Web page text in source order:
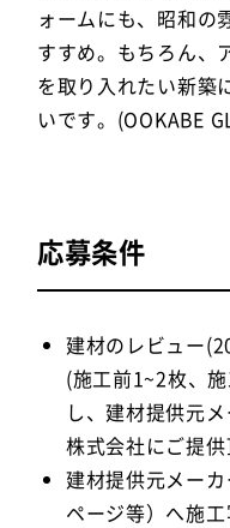
ォームにも、昭和の
すすめ。もちろん、
を取り入れたい新築
いです。(OOKABE
応募条件
建材のレビュー
(施工前1~2枚、
し、建材提供元
株式会社にご提供
建材提供元メー
ページ等）へ施